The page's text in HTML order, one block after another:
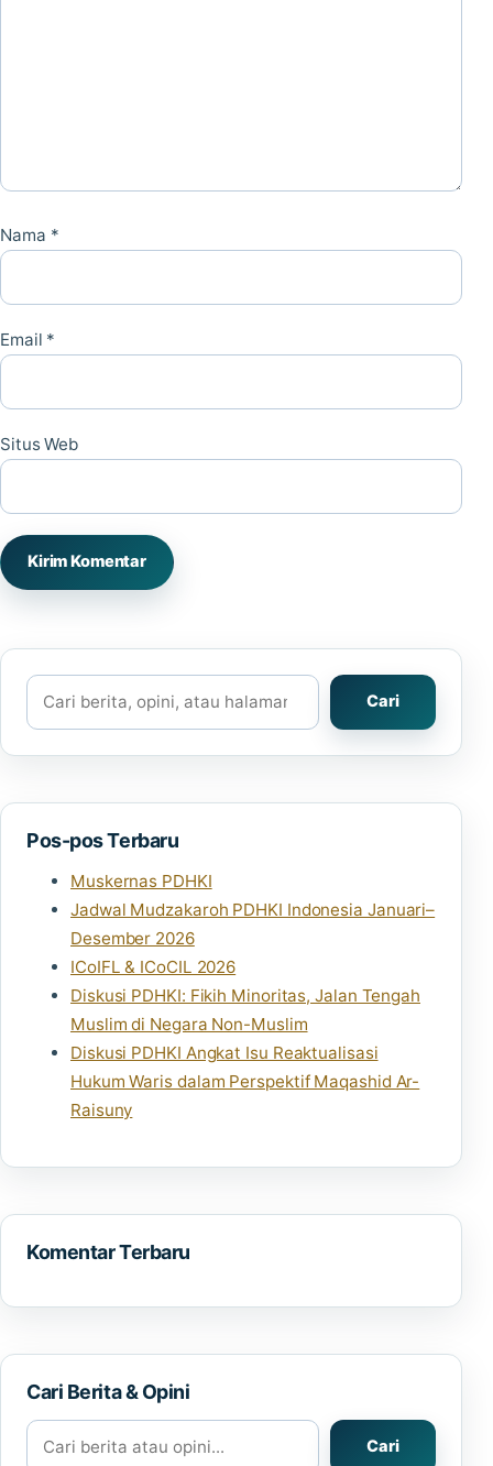
Nama *
Email *
Situs Web
Cari
Cari
Pos-pos Terbaru
Muskernas PDHKI
Jadwal Mudzakaroh PDHKI Indonesia Januari–
Desember 2026
ICoIFL & ICoCIL 2026
Diskusi PDHKI: Fikih Minoritas, Jalan Tengah
Muslim di Negara Non-Muslim
Diskusi PDHKI Angkat Isu Reaktualisasi
Hukum Waris dalam Perspektif Maqashid Ar-
Raisuny
Komentar Terbaru
Cari Berita & Opini
Cari berita atau opini
Cari